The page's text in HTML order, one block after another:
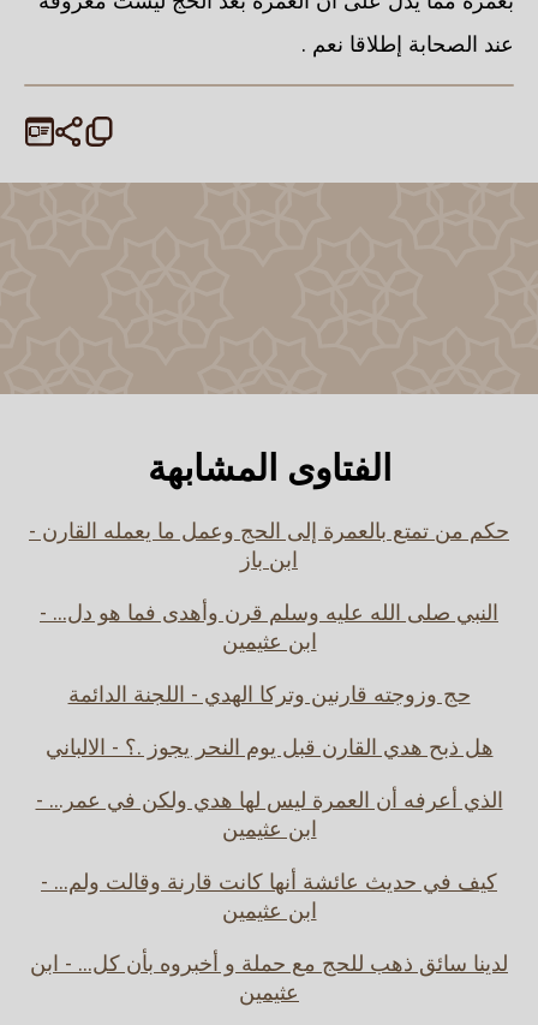
عند الصحابة إطلاقا نعم .
الفتاوى المشابهة
حكم من تمتع بالعمرة إلى الحج وعمل ما يعمله القارن -
ابن باز
النبي صلى الله عليه وسلم قرن وأهدى فما هو دل... -
ابن عثيمين
حج وزوجته قارنين وتركا الهدي - اللجنة الدائمة
هل ذبح هدي القارن قبل يوم النحر يجوز .؟ - الالباني
الذي أعرفه أن العمرة ليس لها هدي ولكن في عمر... -
ابن عثيمين
كيف في حديث عائشة أنها كانت قارنة وقالت ولم... -
ابن عثيمين
لدينا سائق ذهب للحج مع حملة و أخبروه بأن كل... - ابن
عثيمين